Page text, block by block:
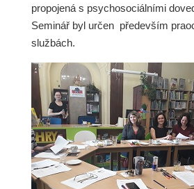
propojená s psychosociálními
Seminář byl určen především
službách.